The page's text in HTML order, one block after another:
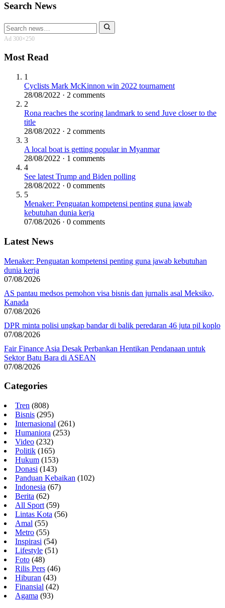
Search News
Search
for:
Ad 300×250
Most Read
1
Cyclists Mark McKinnon win 2022 tournament
28/08/2022 · 2 comments
2
Rona reaches the scoring landmark to send Juve closer to the
title
28/08/2022 · 2 comments
3
A local boat is getting popular in Myanmar
28/08/2022 · 1 comments
4
See latest Trump and Biden polling
28/08/2022 · 0 comments
5
Menaker: Penguatan kompetensi penting guna jawab
kebutuhan dunia kerja
07/08/2026 · 0 comments
Latest News
Menaker: Penguatan kompetensi penting guna jawab kebutuhan
dunia kerja
07/08/2026
AS pantau medsos pemohon visa bisnis dan jurnalis asal Meksiko,
Kanada
07/08/2026
DPR minta polisi ungkap bandar di balik peredaran 46 juta pil koplo
07/08/2026
Fair Finance Asia Desak Perbankan Hentikan Pendanaan untuk
Sektor Batu Bara di ASEAN
07/08/2026
Categories
Tren (808)
Bisnis (295)
Internasional (261)
Humaniora (253)
Video (232)
Politik (165)
Hukum (153)
Donasi (143)
Panduan Kebaikan (102)
Indonesia (67)
Berita (62)
All Sport (59)
Lintas Kota (56)
Amal (55)
Metro (55)
Inspirasi (54)
Lifestyle (51)
Foto (48)
Rilis Pers (46)
Hiburan (43)
Finansial (42)
Agama (93)